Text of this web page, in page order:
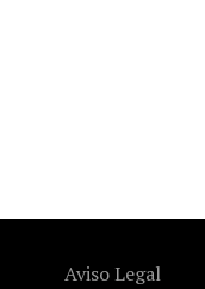
Aviso Legal